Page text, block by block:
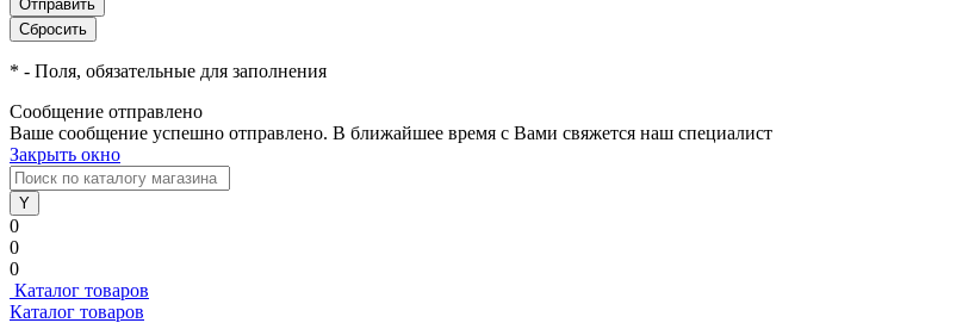
* - Поля, обязательные для заполнения
Сообщение отправлено
Ваше сообщение успешно отправлено. В ближайшее время с Вами свяжется наш специалист
Закрыть окно
0
0
0
Каталог товаров
Каталог товаров